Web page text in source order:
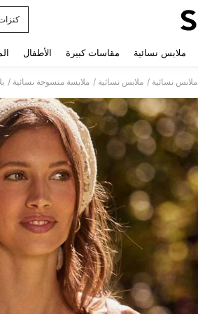
ملابس نسائية مقاسات كبيرة الأطفال
ملابس نسائية / ملابس نسائية / ملابسة منسوجة نسائية /